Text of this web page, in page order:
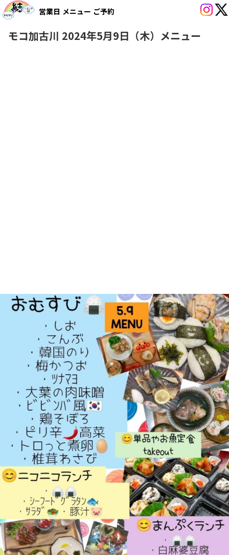
営業日 メニュー ご予約
モコ加古川 2024年5月9日（木）メニュー